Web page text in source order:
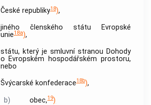
České republiky18),
jiného členského státu Evropské
unie18a),
státu, který je smluvní stranou Dohody
o Evropském hospodářském prostoru,
nebo
Švýcarské konfederace18b),
b) obec,19)